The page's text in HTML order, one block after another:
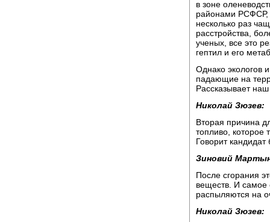
в зоне
районами РСФСР,
несколько раз
расстройства,
ученых, все это
гептил и его
Однако экологов
падающие на
Рассказывает
Николай Зюзев:
Вторая причина
топливо, которое
Говорит
Зиновий
После сгорания
веществ. И самое
распыляются на
Николай Зюзев: